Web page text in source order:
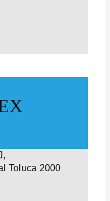
Toluca 2000